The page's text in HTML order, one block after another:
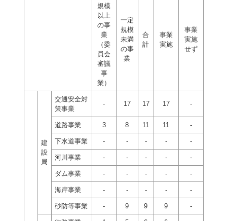
規模
以上
の事
業
（委
員会
審議
事
業）
一定
規模
未満
の事
業
合
計
事業
実施
事業
実施
せず
建
設
局
交通安全対
策事業
- 17 17 17 -
道路事業 3 8 11 11 -
下水道事業 - - - - -
河川事業 - - - - -
ダム事業 - - - - -
海岸事業 - - - - -
砂防等事業 - 9 9 9 -